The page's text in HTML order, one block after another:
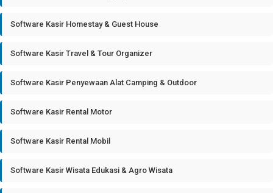
Software Kasir Homestay & Guest House
Software Kasir Travel & Tour Organizer
Software Kasir Penyewaan Alat Camping & Outdoor
Software Kasir Rental Motor
Software Kasir Rental Mobil
Software Kasir Wisata Edukasi & Agro Wisata